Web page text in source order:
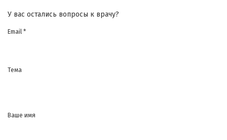
У вас остались вопросы к врачу?
Email *
Тема
Ваше имя